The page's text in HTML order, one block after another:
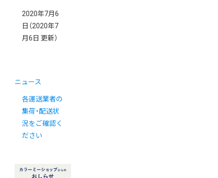
2020年7月6
日 （2020年7
月6日 更新）
ニュース
各運送業者の
集荷・配送状
況をご確認く
ださい